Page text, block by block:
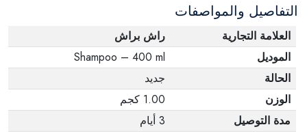
وفي عبواتها الأصلية.
التفاصيل والمواصفات
العلامة التجارية
راش براش
الموديل
Shampoo – 400 ml
الحالة
جديد
الوزن
1.00 كجم
مدة التوصيل
3 أيام